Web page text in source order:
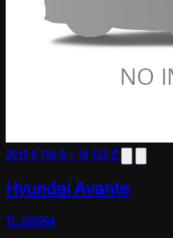
20186 794 $≈ 18 122 ₾
Hyundai Avante
TL-206994